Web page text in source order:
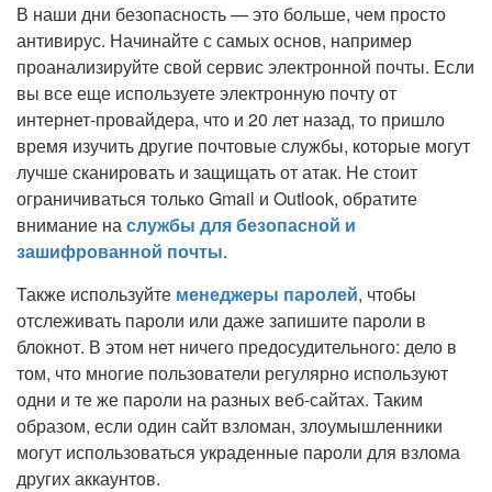
В наши дни безопасность — это больше, чем просто
антивирус. Начинайте с самых основ, например
проанализируйте свой сервис электронной почты. Если
вы все еще используете электронную почту от
интернет-провайдера, что и 20 лет назад, то пришло
время изучить другие почтовые службы, которые могут
лучше сканировать и защищать от атак. Не стоит
ограничиваться только Gmail и Outlook, обратите
внимание наслужбы для безопасной и
зашифрованной почты.
Также используйте менеджеры паролей, чтобы
отслеживать пароли или даже запишите пароли в
блокнот. В этом нет ничего предосудительного: дело в
том, что многие пользователи регулярно используют
одни и те же пароли на разных веб-сайтах. Таким
образом, если один сайт взломан, злоумышленники
могут использоваться украденные пароли для взлома
других аккаунтов.